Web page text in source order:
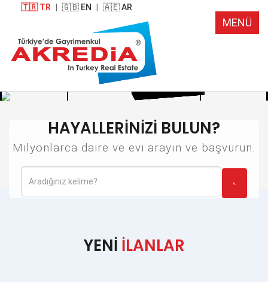
MENÜ
🇹🇷 TR 🇬🇧 EN 🇦🇪 AR
HAYALLERİNİZİ BULUN?
Milyonlarca daire ve evi arayın ve başvurun.
YENİ İLANLAR